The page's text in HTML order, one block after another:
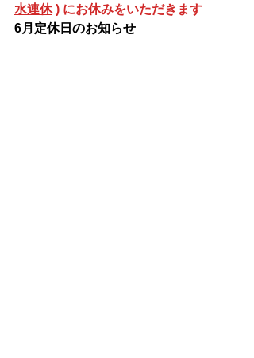
水連休 ) にお休みをいただきます
6月定休日のお知らせ